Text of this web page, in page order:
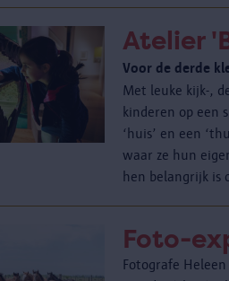
Atelier
Voor de derde
Met leuke kijk-,
kinderen op een
‘huis’ en een
waar ze hun
hen belangrijk is
Foto-
Fotografe